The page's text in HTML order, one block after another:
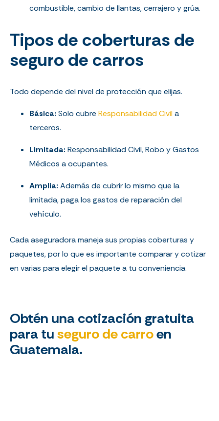
combustible, cambio de llantas, cerrajero y grúa.
Tipos de coberturas de
seguro de carros
Todo depende del nivel de protección que elijas.
Básica: Solo cubre Responsabilidad Civila
terceros.
Limitada: Responsabilidad Civil, Robo y Gastos
Médicos a ocupantes.
Amplia: Además de cubrir lo mismo que la
limitada, paga los gastos de reparación del
vehículo.
Cada aseguradora maneja sus propias coberturas y
paquetes, por lo que es importante comparar y cotizar
en varias para elegir el paquete a tu conveniencia.
Obtén una cotización gratuita
para tuseguro de carroen
Guatemala.